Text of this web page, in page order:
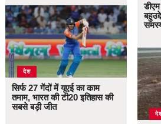
देश
सिर्फ 27 गेंदों में यूएई का काम
तमाम, भारत की टी20 इतिहास की
सबसे बड़ी जीत